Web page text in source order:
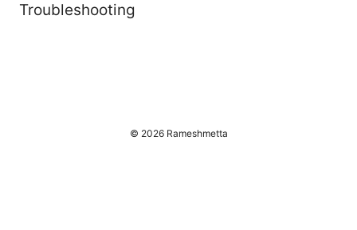
Troubleshooting
© 2026 Rameshmetta